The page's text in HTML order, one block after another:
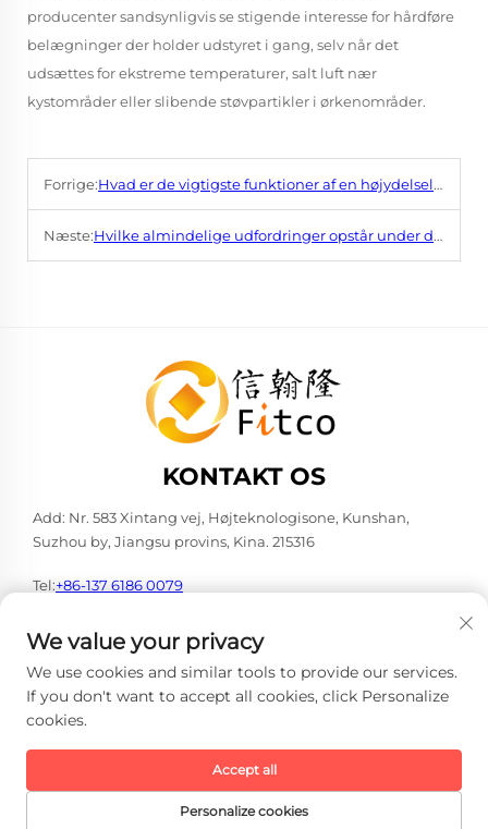
producenter sandsynligvis se stigende interesse for hårdføre
belægninger der holder udstyret i gang, selv når det
udsættes for ekstreme temperaturer, salt luft nær
kystområder eller slibende støvpartikler i ørkenområder.
Forrige:Hvad er de vigtigste funktioner af en højydelselskadeovlægningmaskine?
Næste:Hvilke almindelige udfordringer opstår under drift af et system til vertikal TIG rørklædning?
KONTAKT OS
Add: Nr. 583 Xintang vej, Højteknologisone, Kunshan,
Suzhou by, Jiangsu provins, Kina. 215316
Tel:+86-137 6186 0079
[email protected]
Copyright © 2026 Faith-Han Intelligent Technology Co., Ltd. Alle
We value your privacy
We use cookies and similar tools to provide our services.
If you don't want to accept all cookies, click Personalize
cookies.
Personalize cookies
Accept all